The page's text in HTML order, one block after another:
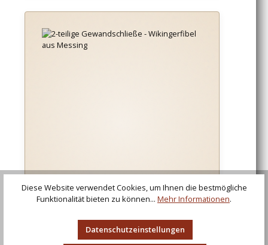
2-teilige Gewandschließe - Wikingerfibel aus
Diese Website verwendet Cookies, um Ihnen die bestmögliche
Funktionalität bieten zu können... Mehr Informationen.
Datenschutzeinstellungen